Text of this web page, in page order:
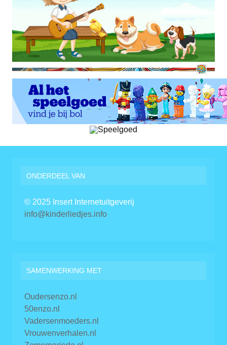
ONDERDEEL VAN
© 2025 Insert Internetuitgeverij
info@kinderliedjes.info
SAMENWERKING MET
Oudersenzo.nl
50enzo.nl
Vadersenmoeders.nl
Vrouwenverhalen.nl